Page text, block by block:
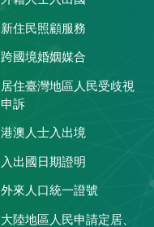
新住民照顧服務
跨國境婚姻媒合
居住臺灣地區人民受歧視
申訴
港澳人士入出境
入出國日期證明
外來人口統一證號
大陸地區人民申請定居、